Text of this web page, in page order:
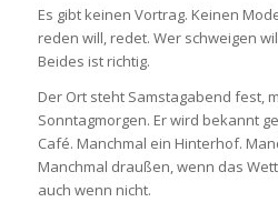
Es gibt keinen Vortrag. Keinen
reden will, redet. Wer schweigen
Beides ist richtig.
Der Ort steht Samstagabend fest,
Sonntagmorgen. Er wird bekannt
Café. Manchmal ein Hinterhof.
Manchmal draußen, wenn das
auch wenn nicht.